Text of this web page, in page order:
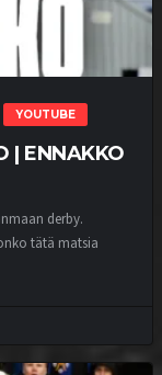
YOUTUBE
| ENNAKKO
derby.
tätä matsia